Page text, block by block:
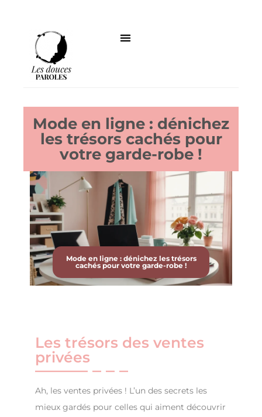
Mode en ligne : dénichez
les trésors cachés pour
votre garde-robe !
Mode en ligne : dénichez les trésors
cachés pour votre garde-robe !
Les trésors des ventes
privées
Ah, les ventes privées ! L’un des secrets les
mieux gardés pour celles qui aiment découvrir